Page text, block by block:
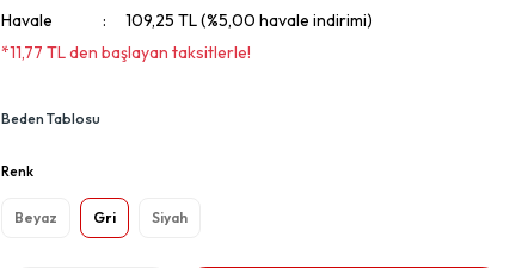
Havale
109,25 TL (%5,00 havale indirimi)
*11,77 TL den başlayan taksitlerle!
Beden Tablosu
Renk
Beyaz Gri Siyah